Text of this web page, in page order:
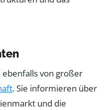
von großer
. Sie informieren über
und die